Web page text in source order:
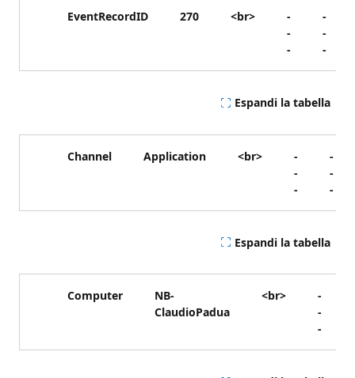
EventRecordID 270 <br>
-
-
-
-
-
-
Espandi la tabella
Channel Application <br>
-
-
-
-
-
-
Espandi la tabella
Computer
NB-
ClaudioPadua
<br>
-
-
-